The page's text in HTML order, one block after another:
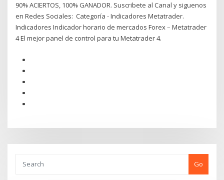
90% ACIERTOS, 100% GANADOR. Suscribete al Canal y siguenos
en Redes Sociales: Categoría - Indicadores Metatrader.
Indicadores Indicador horario de mercados Forex – Metatrader
4 El mejor panel de control para tu Metatrader 4.
Go